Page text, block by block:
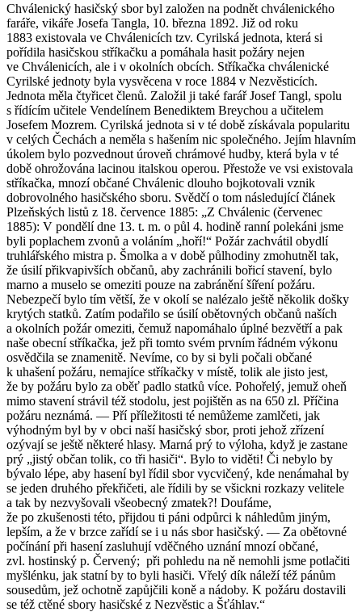
Chválenický hasičský sbor byl založen na podnět chválenického
faráře, vikáře Josefa Tangla, 10. března 1892. Již od roku
1883 existovala ve Chválenicích tzv. Cyrilská jednota, která si
pořídila hasičskou stříkačku a pomáhala hasit požáry nejen
ve Chválenicích, ale i v okolních obcích. Stříkačka chválenické
Cyrilské jednoty byla vysvěcena v roce 1884 v Nezvěsticích.
Jednota měla čtyřicet členů. Založil ji také farář Josef Tangl, spolu
s řídícím učitele Vendelínem Benediktem Breychou a učitelem
Josefem Mozrem. Cyrilská jednota si v té době získávala popularitu
v celých Čechách a neměla s hašením nic společného. Jejím hlavním
úkolem bylo pozvednout úroveň chrámové hudby, která byla v té
době ohrožována lacinou italskou operou. Přestože ve vsi existovala
stříkačka, mnozí občané Chválenic dlouho bojkotovali vznik
dobrovolného hasičského sboru. Svědčí o tom následující článek
Plzeňských listů z 18. července 1885: „Z Chválenic (červenec
1885): V pondělí dne 13. t. m. o půl 4. hodině ranní polekáni jsme
byli poplachem zvonů a voláním „hoří!“ Požár za­chvátil obydlí
truhlářského mistra p. Šmolka a v době půlhodiny zmohutněl tak,
že úsilí přikvapivších občanů, aby zachránili bořicí stavení, bylo
marno a muselo se omeziti pouze na zabránění šíření požáru.
Nebezpečí bylo tím větší, že v okolí se nalézalo ještě několik došky
krytých statků. Zatím podařilo se úsilí obětovných občanů naších
a okolních požár omeziti, čemuž napomáhalo úplné bezvětří a pak
naše obecní stříkačka, jež při tomto svém prvním řádném výkonu
osvědčila se znamenitě. Nevíme, co by si byli po­čali občané
k uhašení požáru, nemajíce stříkačky v místě, tolik ale jisto jest,
že by požáru bylo za oběť padlo statků více. Pohořelý, jemuž oheň
mimo stavení strávil též stodolu, jest pojištěn as na 650 zl. Příčina
požáru neznámá. — Pří příležitosti té nemůžeme zamlčeti, jak
výhodným byl by v obci naší hasičský sbor, proti jehož zřízení
ozývají se ještě některé hlasy. Marná prý to výloha, když je zastane
prý „jistý občan tolik, co tři hasiči“. Bylo to vi­děti! Či nebylo by
bývalo lépe, aby hasení byl řídil sbor vycvičený, kde nenámahal by
se jeden druhého překřičeti, ale řídili by se všickni rozkazy velitele
a tak by nezvyšovali všeobecný zmatek?! Doufáme,
že po zkušenosti této, přijdou ti páni odpůrci k náhledům jiným,
lepším, a že v brzce zařídí se i u nás sbor hasičský. — Za obě­tovné
počínání při hasení zasluhují vděčného uznání mnozí občané,
zvl. hostinský p. Červený; při pohledu na ně nemohli jsme potlačiti
myšlénku, jak statní by to byli hasiči. Vřelý dík náleží též pánům
sousedům, jež ochotně zapůjčili koně a nádoby. K požáru dostavili
se též ctěné sbory hasičské z Nezvěstic a Šťáhlav.“